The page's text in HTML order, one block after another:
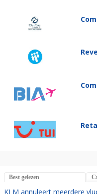
Best gelezen
KLM annuleert meerdere